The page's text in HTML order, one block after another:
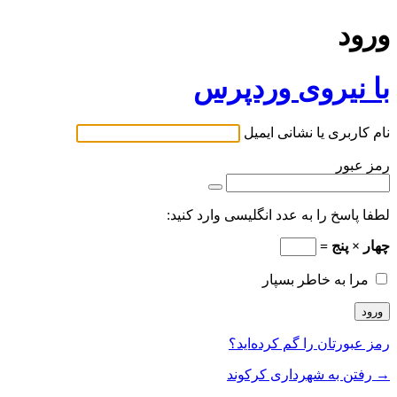
ورود
با نیروی وردپرس
نام کاربری یا نشانی ایمیل
رمز عبور
لطفا پاسخ را به عدد انگلیسی وارد کنید:
چهار × پنج =
مرا به خاطر بسپار
رمز عبورتان را گم کرده‌اید؟
→ رفتن به شهرداری کرکوند